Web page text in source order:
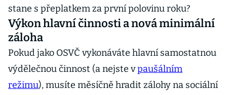
stane s přeplatkem za první polovinu roku?
Výkon hlavní činnosti a nová minimální
záloha
Pokud jako OSVČ vykonáváte hlavní samostatnou
výdělečnou činnost (a nejste vpaušálním
režimu), musíte měsíčně hradit zálohy na sociální